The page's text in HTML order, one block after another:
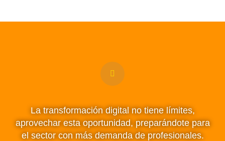
La transformación digital no tiene límites,
aprovechar esta oportunidad, preparándote para
el sector con más demanda de profesionales.